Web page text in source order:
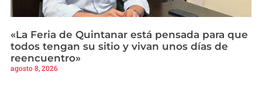
«La Feria de Quintanar está pensada para que
todos tengan su sitio y vivan unos días de
reencuentro»
agosto 8, 2026